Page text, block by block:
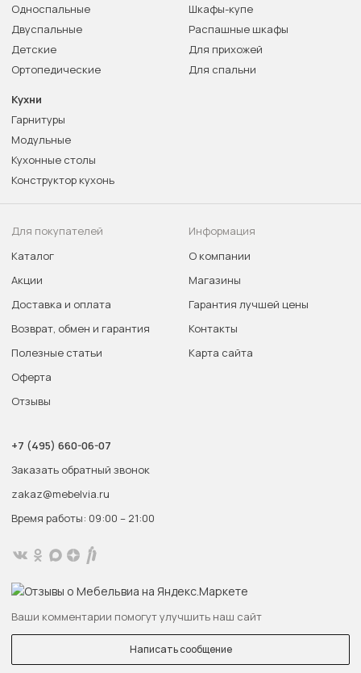
Односпальные
Двуспальные
Детские
Ортопедические
Шкафы-купе
Распашные шкафы
Для прихожей
Для спальни
Кухни
Гарнитуры
Модульные
Кухонные столы
Конструктор кухонь
Для покупателей
Каталог
Акции
Доставка и оплата
Возврат, обмен и гарантия
Полезные статьи
Оферта
Отзывы
Информация
О компании
Магазины
Гарантия лучшей цены
Контакты
Карта сайта
+7 (495) 660-06-07
Заказать обратный звонок
zakaz@mebelvia.ru
Время работы: 09:00 – 21:00
Ваши комментарии помогут улучшить наш сайт
Написать сообщение